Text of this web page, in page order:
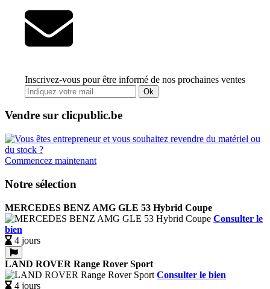
Inscrivez-vous pour être informé de nos prochaines ventes
Ok
Vendre sur clicpublic.be
Commencez maintenant
Notre sélection
MERCEDES BENZ AMG GLE 53 Hybrid Coupe
Consulter le
bien
4 jours
LAND ROVER Range Rover Sport
Consulter le bien
4 jours